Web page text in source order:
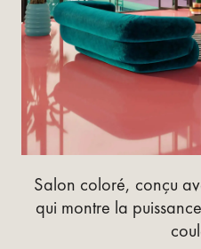
Salon coloré, conçu
qui montre la